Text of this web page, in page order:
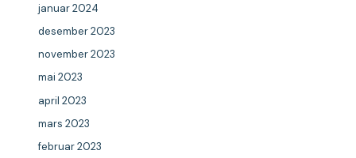
januar 2024
desember 2023
november 2023
mai 2023
april 2023
mars 2023
februar 2023